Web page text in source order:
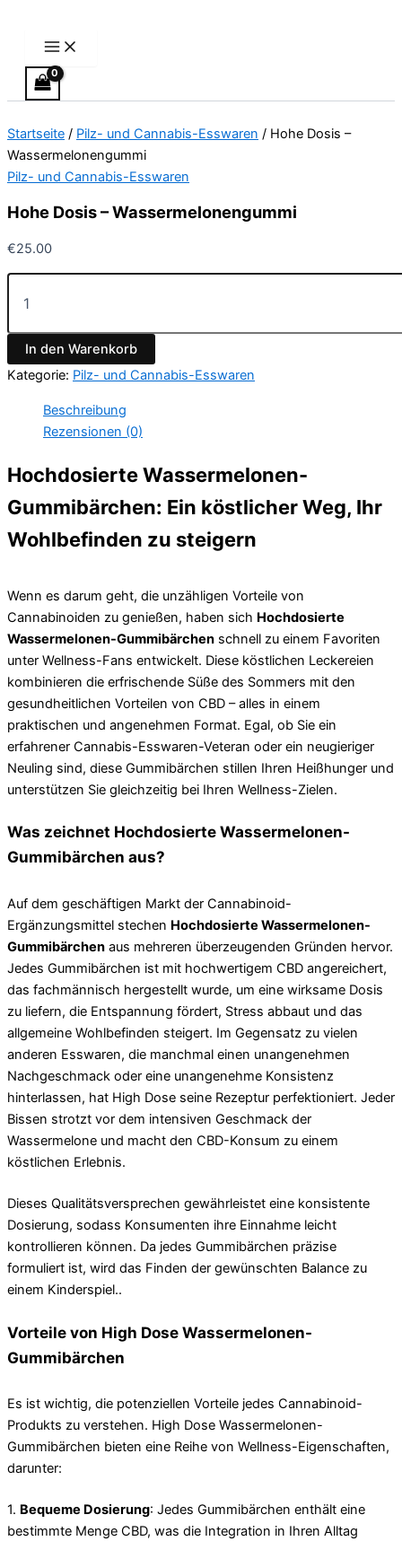
springen
Startseite / Pilz- und Cannabis-Esswaren / Hohe Dosis –
Wassermelonengummi
Pilz- und Cannabis-Esswaren
Hohe Dosis – Wassermelonengummi
€25.00
Menge
In den Warenkorb
Kategorie: Pilz- und Cannabis-Esswaren
Beschreibung
Rezensionen (0)
Hochdosierte Wassermelonen-
Gummibärchen: Ein köstlicher Weg, Ihr
Wohlbefinden zu steigern
Wenn es darum geht, die unzähligen Vorteile von
Cannabinoiden zu genießen, haben sich Hochdosierte
Wassermelonen-Gummibärchen schnell zu einem Favoriten
unter Wellness-Fans entwickelt. Diese köstlichen Leckereien
kombinieren die erfrischende Süße des Sommers mit den
gesundheitlichen Vorteilen von CBD – alles in einem
praktischen und angenehmen Format. Egal, ob Sie ein
erfahrener Cannabis-Esswaren-Veteran oder ein neugieriger
Neuling sind, diese Gummibärchen stillen Ihren Heißhunger und
unterstützen Sie gleichzeitig bei Ihren Wellness-Zielen.
Was zeichnet Hochdosierte Wassermelonen-
Gummibärchen aus?
Auf dem geschäftigen Markt der Cannabinoid-
Ergänzungsmittel stechen Hochdosierte Wassermelonen-
Gummibärchen aus mehreren überzeugenden Gründen hervor.
Jedes Gummibärchen ist mit hochwertigem CBD angereichert,
das fachmännisch hergestellt wurde, um eine wirksame Dosis
zu liefern, die Entspannung fördert, Stress abbaut und das
allgemeine Wohlbefinden steigert. Im Gegensatz zu vielen
anderen Esswaren, die manchmal einen unangenehmen
Nachgeschmack oder eine unangenehme Konsistenz
hinterlassen, hat High Dose seine Rezeptur perfektioniert. Jeder
Bissen strotzt vor dem intensiven Geschmack der
Wassermelone und macht den CBD-Konsum zu einem
köstlichen Erlebnis.
Dieses Qualitätsversprechen gewährleistet eine konsistente
Dosierung, sodass Konsumenten ihre Einnahme leicht
kontrollieren können. Da jedes Gummibärchen präzise
formuliert ist, wird das Finden der gewünschten Balance zu
einem Kinderspiel..
Vorteile von High Dose Wassermelonen-
Gummibärchen
Es ist wichtig, die potenziellen Vorteile jedes Cannabinoid-
Produkts zu verstehen. High Dose Wassermelonen-
Gummibärchen bieten eine Reihe von Wellness-Eigenschaften,
darunter:
1. Bequeme Dosierung: Jedes Gummibärchen enthält eine
bestimmte Menge CBD, was die Integration in Ihren Alltag